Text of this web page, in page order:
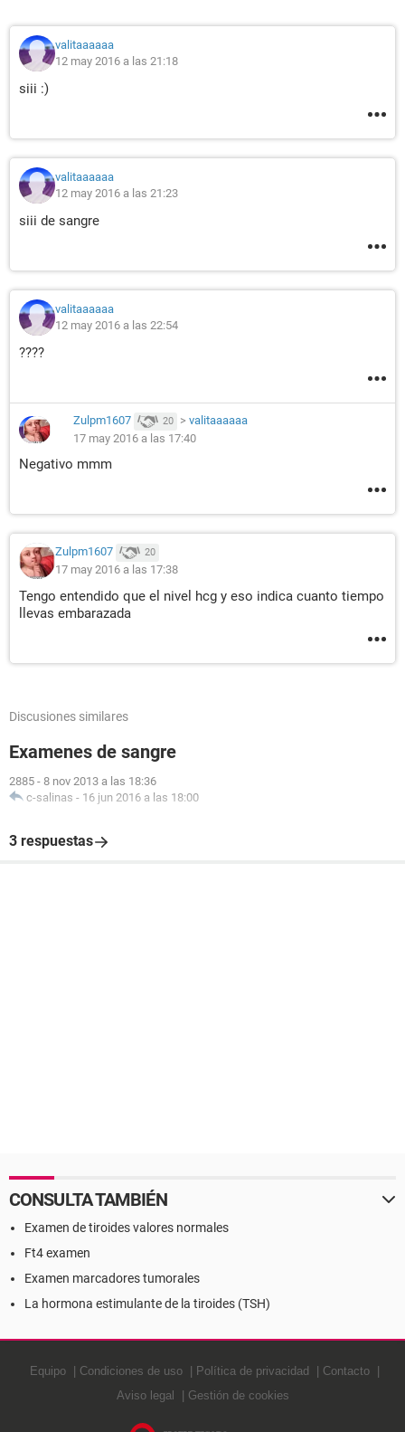
valitaaaaaa
12 may 2016 a las 21:18
siii :)
valitaaaaaa
12 may 2016 a las 21:23
siii de sangre
valitaaaaaa
12 may 2016 a las 22:54
????
Zulpm1607 20 > valitaaaaaa
17 may 2016 a las 17:40
Negativo mmm
Zulpm1607 20
17 may 2016 a las 17:38
Tengo entendido que el nivel hcg y eso indica cuanto tiempo
llevas embarazada
Discusiones similares
Examenes de sangre
2885 - 8 nov 2013 a las 18:36
c-salinas - 16 jun 2016 a las 18:00
3 respuestas
CONSULTA TAMBIÉN
Examen de tiroides valores normales
Ft4 examen
Examen marcadores tumorales
La hormona estimulante de la tiroides (TSH)
Equipo Condiciones de uso Política de privacidad
Contacto
Aviso legal
Gestión de cookies